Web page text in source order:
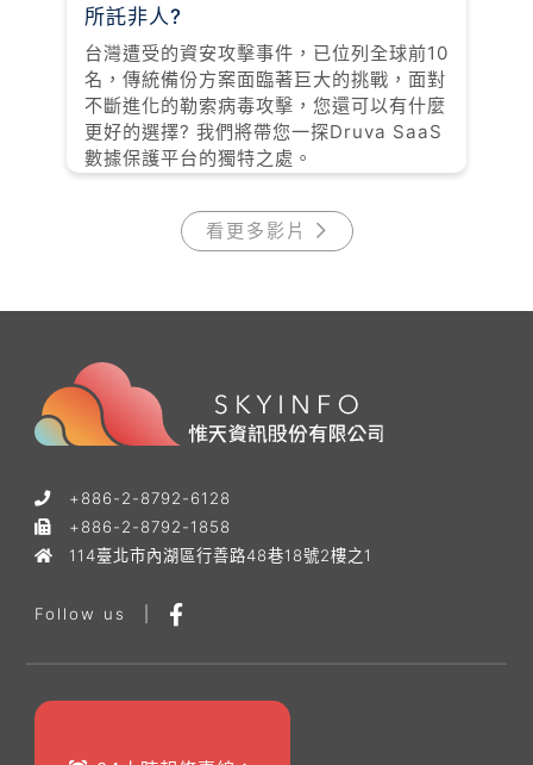
所託非人?
台灣遭受的資安攻擊事件，已位列全球前10
名，傳統備份方案面臨著巨大的挑戰，面對
不斷進化的勒索病毒攻擊，您還可以有什麼
更好的選擇? 我們將帶您一探Druva SaaS
數據保護平台的獨特之處。
看更多影片
+886-2-8792-6128
+886-2-8792-1858
114臺北市內湖區行善路48巷18號2樓之1
Follow us